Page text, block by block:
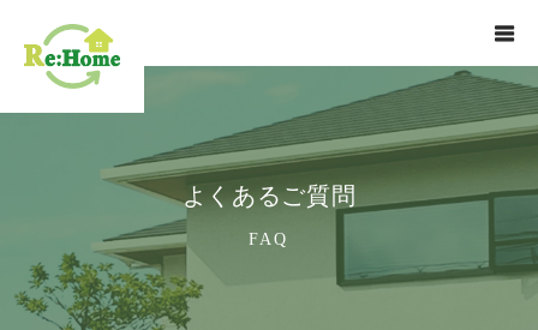
よくあるご質問
FAQ